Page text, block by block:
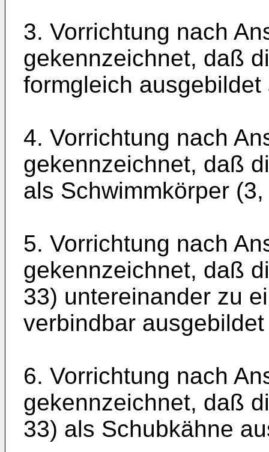
3. Vorrichtung nach
gekennzeichnet, daß
formgleich ausge­bildet
4. Vorrichtung nach
gekennzeich­net, daß
als Schwimm­körper
5. Vorrichtung nach
gekennzeichnet, daß
33) untereinander zu
verbindbar
6. Vorrichtung nach
gekennzeich­net, daß
33) als Schubkähne